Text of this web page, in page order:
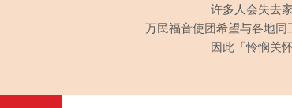
许多人会失去
万民福音使团希望与各地
因此「怜悯关